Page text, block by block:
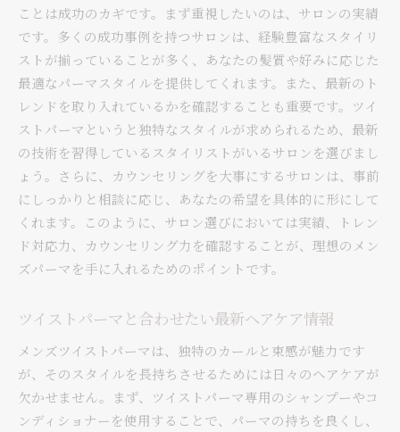
ことは成功のカギです。まず重視したいのは、サロンの実績
です。多くの成功事例を持つサロンは、経験豊富なスタイリ
ストが揃っていることが多く、あなたの髪質や好みに応じた
最適なパーマスタイルを提供してくれます。また、最新のト
レンドを取り入れているかを確認することも重要です。ツイ
ストパーマというと独特なスタイルが求められるため、最新
の技術を習得しているスタイリストがいるサロンを選びまし
ょう。さらに、カウンセリングを大事にするサロンは、事前
にしっかりと相談に応じ、あなたの希望を具体的に形にして
くれます。このように、サロン選びにおいては実績、トレン
ド対応力、カウンセリング力を確認することが、理想のメン
ズパーマを手に入れるためのポイントです。
ツイストパーマと合わせたい最新ヘアケア情報
メンズツイストパーマは、独特のカールと束感が魅力です
が、そのスタイルを長持ちさせるためには日々のヘアケアが
欠かせません。まず、ツイストパーマ専用のシャンプーやコ
ンディショナーを使用することで、パーマの持ちを良くし、